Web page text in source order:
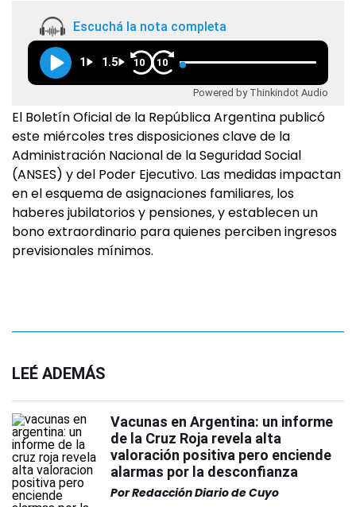
Escuchá la nota completa
1 1.5 10 10
Powered by Thinkindot Audio
El Boletín Oficial de la República Argentina publicó
este miércoles tres disposiciones clave de la
Administración Nacional de la Seguridad Social
(ANSES) y del Poder Ejecutivo. Las medidas impactan
en el esquema de asignaciones familiares, los
haberes jubilatorios y pensiones, y establecen un
bono extraordinario para quienes perciben ingresos
previsionales mínimos.
LEÉ ADEMÁS
Vacunas en Argentina: un informe
de la Cruz Roja revela alta
valoración positiva pero enciende
alarmas por la desconfianza
PorRedacción Diario de Cuyo